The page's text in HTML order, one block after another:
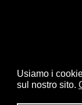
Usiamo i
sul nostro sito.